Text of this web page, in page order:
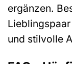
ergänzen.
und stilvolle